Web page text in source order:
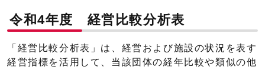
令和4年度 経営比較分析表
「経営比較分析表」は、経営および施設の状況を表す
経営指標を活用して、当該団体の経年比較や類似の他